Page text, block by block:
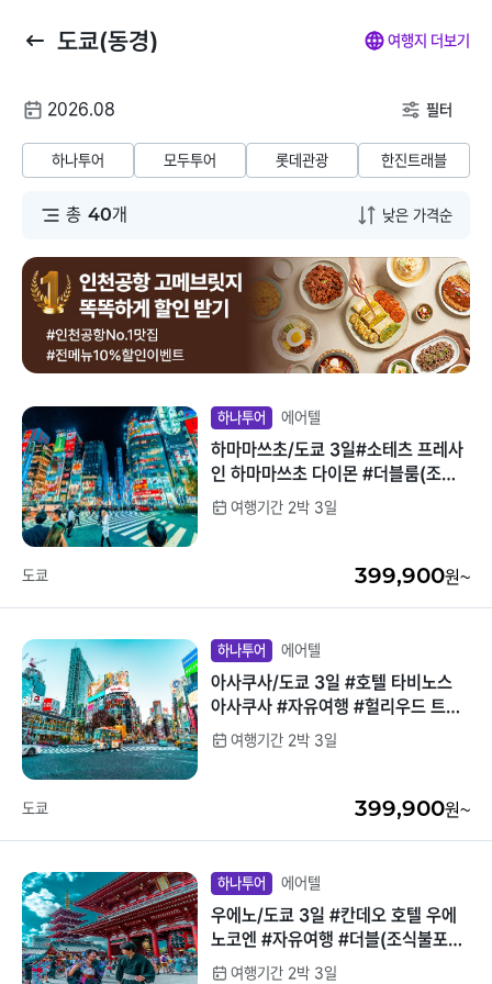
뒤
기
도쿄(동경) 여행지 더보기
여
짜
2026.08 필터
하나투어 모두투어 롯데관광 한진트래블
총 40개
하나투어 에어텔
하마마쓰초/도쿄 3일#소테츠 프레사
인 하마마쓰초 다이몬 #더블룸(조식
불포함) #접근성최고
여행기간 2박 3일
도쿄 399,900원~
하나투어 에어텔
아사쿠사/도쿄 3일 #호텔 타비노스
아사쿠사 #자유여행 #헐리우드 트윈
(조식포함) #가성비호텔
여행기간 2박 3일
도쿄 399,900원~
하나투어 에어텔
우에노/도쿄 3일 #칸데오 호텔 우에
노코엔 #자유여행 #더블(조식불포함)
#JR야마노테선지역숙박
여행기간 2박 3일
나
전
뉴
기
해외패키지 해외항공+호텔 해외호텔 해외항공
동남아/대만/서남
말레이시아
베트남
인도네시아
필리핀
캄보디아
라오스
브루나이
싱가포르
인도/네팔
일본
괌/사이판/호주/뉴
질랜드
유럽/아프리카
미주/하와이/알래
스카
중국/홍콩/몽골/중
앙아시아